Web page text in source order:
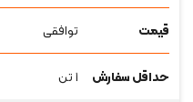
قیمت توافقی
حداقل سفارش
۱ تن